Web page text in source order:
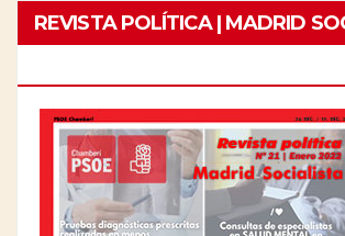
REVISTA POLÍTICA | MADRID